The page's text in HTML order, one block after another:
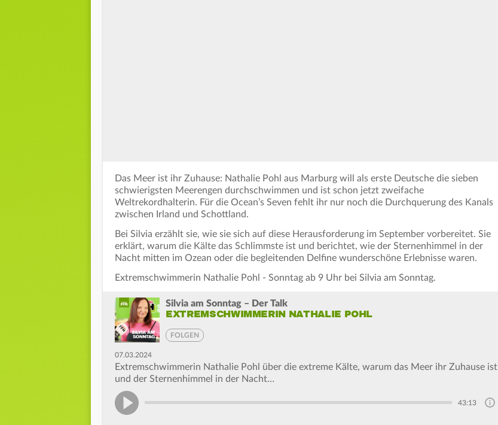
Das Meer ist ihr Zuhause: Nathalie Pohl aus Marburg will als erste Deutsche die sieben
schwierigsten Meerengen durchschwimmen und ist schon jetzt zweifache
Weltrekordhalterin. Für die Ocean’s Seven fehlt ihr nur noch die Durchquerung des Kanals
zwischen Irland und Schottland.
Bei Silvia erzählt sie, wie sie sich auf diese Herausforderung im September vorbereitet. Sie
erklärt, warum die Kälte das Schlimmste ist und berichtet, wie der Sternenhimmel in der
Nacht mitten im Ozean oder die begleitenden Delfine wunderschöne Erlebnisse waren.
Extremschwimmerin Nathalie Pohl - Sonntag ab 9 Uhr bei Silvia am Sonntag.
Silvia am Sonntag – Der Talk
EXTREMSCHWIMMERIN NATHALIE POHL
FOLGEN
07.03.2024
Extremschwimmerin Nathalie Pohl über die extreme Kälte, warum das Meer ihr Zuhause ist
und der Sternenhimmel in der Nacht…
43:13